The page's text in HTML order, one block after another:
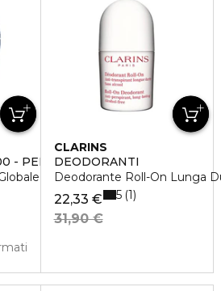
- PEPTIDE CREAM
Alta Performance
CLARINS
DEODORANTI
Deodorante Roll-On Lunga
22,33 €
31,90 €
5 1